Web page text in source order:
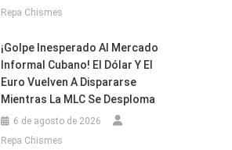
Repa Chismes
¡Golpe Inesperado Al Mercado
Informal Cubano! El Dólar Y El
Euro Vuelven A Dispararse
Mientras La MLC Se Desploma
6 de agosto de 2026
Repa Chismes